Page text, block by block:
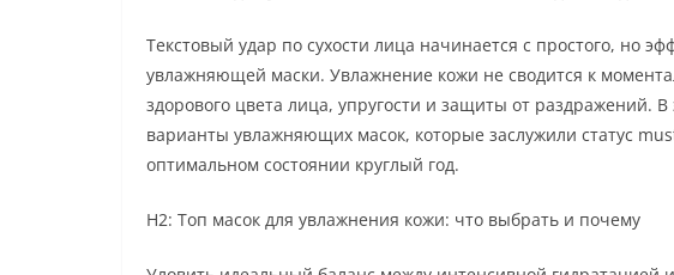
Текстовый удар по сухости лица начинается с простого, но
увлажняющей маски. Увлажнение кожи не сводится к
здорового цвета лица, упругости и защиты от раздражений.
варианты увлажняющих масок, которые заслужили статус
оптимальном состоянии круглый год.
H2: Топ масок для увлажнения кожи: что выбрать и почему